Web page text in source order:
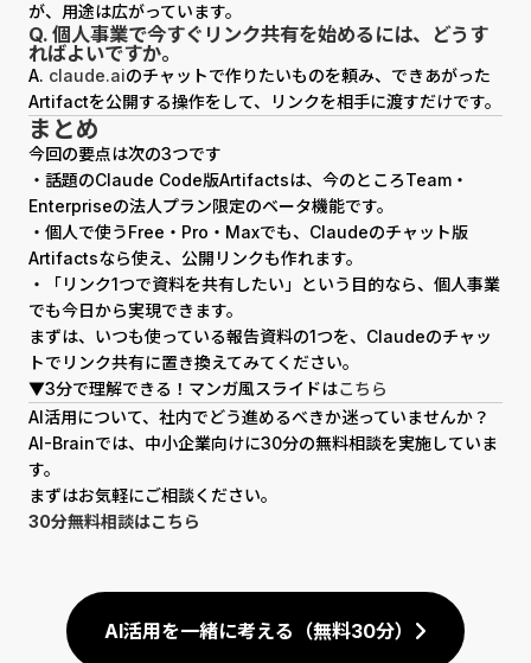
が、用途は広がっています。
Q. 個人事業で今すぐリンク共有を始めるには、どうす
ればよいですか。
A. claude.aiのチャットで作りたいものを頼み、できあがった
Artifactを公開する操作をして、リンクを相手に渡すだけです。
まとめ
今回の要点は次の3つです
・話題のClaude Code版Artifactsは、今のところTeam・
Enterpriseの法人プラン限定のベータ機能です。
・個人で使うFree・Pro・Maxでも、Claudeのチャット版
Artifactsなら使え、公開リンクも作れます。
・「リンク1つで資料を共有したい」という目的なら、個人事業
でも今日から実現できます。
まずは、いつも使っている報告資料の1つを、Claudeのチャッ
トでリンク共有に置き換えてみてください。
▼3分で理解できる！マンガ風スライドはこちら
AI活用について、社内でどう進めるべきか迷っていませんか？
AI-Brainでは、中小企業向けに30分の無料相談を実施していま
す。
まずはお気軽にご相談ください。
30分無料相談はこちら
AI活用を一緒に考える（無料30分）